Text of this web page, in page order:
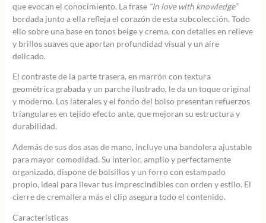
que evocan el conocimiento. La frase “In love with knowledge”
bordada junto a ella refleja el corazón de esta subcolección. Todo
ello sobre una base en tonos beige y crema, con detalles en relieve
y brillos suaves que aportan profundidad visual y un aire
delicado.
El contraste de la parte trasera, en marrón con textura
geométrica grabada y un parche ilustrado, le da un toque original
y moderno. Los laterales y el fondo del bolso presentan refuerzos
triangulares en tejido efecto ante, que mejoran su estructura y
durabilidad.
Además de sus dos asas de mano, incluye una bandolera ajustable
para mayor comodidad. Su interior, amplio y perfectamente
organizado, dispone de bolsillos y un forro con estampado
propio, ideal para llevar tus imprescindibles con orden y estilo. El
cierre de cremallera más el clip asegura todo el contenido.
Características